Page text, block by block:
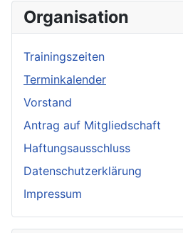
Organisation
Trainingszeiten
Terminkalender
Vorstand
Antrag auf Mitgliedschaft
Haftungsausschluss
Datenschutzerklärung
Impressum